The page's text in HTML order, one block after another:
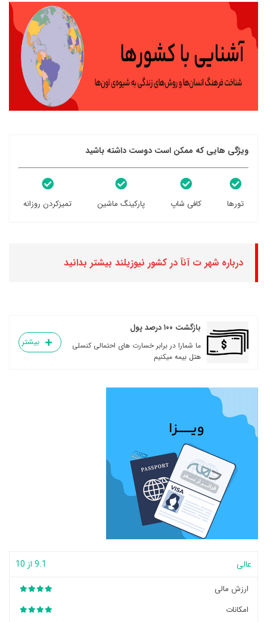
ویژگی هایی که ممکن است دوست داشته باشید
تورها کافی شاپ پارکینگ ماشین تمیزکردن روزانه
درباره شهر ت آنآ در کشور نیوزیلند بیشتر بدانید
بازگشت ۱۰۰ درصد پول
ما شمارا در برابر خسارت های احتمالی کنسلی
هتل بیمه میکنیم
بیشتر
عالی 9.1 از 10
ارزش مالی
امکانات